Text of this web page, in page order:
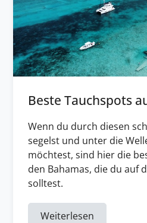
Beste Tauchspots
Wenn du durch diesen
segelst und unter die
möchtest, sind hier die
den Bahamas, die du auf
solltest.
Weiterlesen